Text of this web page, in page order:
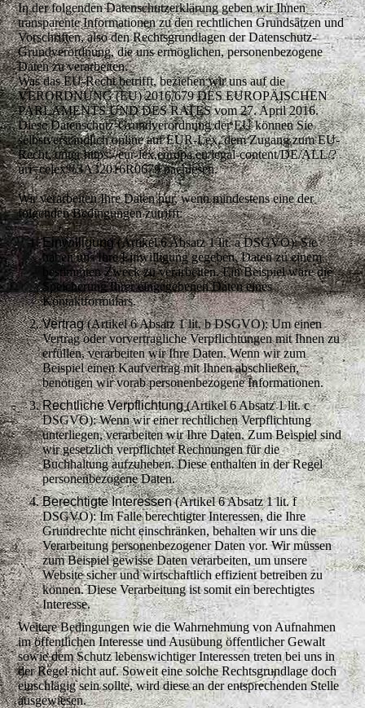
In der folgenden Datenschutzerklärung geben wir Ihnen
transparente Informationen zu den rechtlichen Grundsätzen und
Vorschriften, also den Rechtsgrundlagen der Datenschutz-
Grundverordnung, die uns ermöglichen, personenbezogene
Daten zu verarbeiten.
Was das EU-Recht betrifft, beziehen wir uns auf die
VERORDNUNG (EU) 2016/679 DES EUROPÄISCHEN
PARLAMENTS UND DES RATES vom 27. April 2016.
Diese Datenschutz-Grundverordnung der EU können Sie
selbstverständlich online auf EUR-Lex, dem Zugang zum EU-
Recht, unter https://eur-lex.europa.eu/legal-content/DE/ALL/?
uri=celex%3A32016R0679 nachlesen.
Wir verarbeiten Ihre Daten nur, wenn mindestens eine der
folgenden Bedingungen zutrifft:
Einwilligung(Artikel 6 Absatz 1 lit. a DSGVO): Sie
haben uns Ihre Einwilligung gegeben, Daten zu einem
bestimmten Zweck zu verarbeiten. Ein Beispiel wäre die
Speicherung Ihrer eingegebenen Daten eines
Kontaktformulars.
Vertrag(Artikel 6 Absatz 1 lit. b DSGVO): Um einen
Vertrag oder vorvertragliche Verpflichtungen mit Ihnen zu
erfüllen, verarbeiten wir Ihre Daten. Wenn wir zum
Beispiel einen Kaufvertrag mit Ihnen abschließen,
benötigen wir vorab personenbezogene Informationen.
Rechtliche Verpflichtung(Artikel 6 Absatz 1 lit. c
DSGVO): Wenn wir einer rechtlichen Verpflichtung
unterliegen, verarbeiten wir Ihre Daten. Zum Beispiel sind
wir gesetzlich verpflichtet Rechnungen für die
Buchhaltung aufzuheben. Diese enthalten in der Regel
personenbezogene Daten.
Berechtigte Interessen(Artikel 6 Absatz 1 lit. f
DSGVO): Im Falle berechtigter Interessen, die Ihre
Grundrechte nicht einschränken, behalten wir uns die
Verarbeitung personenbezogener Daten vor. Wir müssen
zum Beispiel gewisse Daten verarbeiten, um unsere
Website sicher und wirtschaftlich effizient betreiben zu
können. Diese Verarbeitung ist somit ein berechtigtes
Interesse.
Weitere Bedingungen wie die Wahrnehmung von Aufnahmen
im öffentlichen Interesse und Ausübung öffentlicher Gewalt
sowie dem Schutz lebenswichtiger Interessen treten bei uns in
der Regel nicht auf. Soweit eine solche Rechtsgrundlage doch
einschlägig sein sollte, wird diese an der entsprechenden Stelle
ausgewiesen.